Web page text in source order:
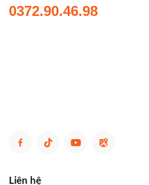
0372.90.46.98
Liên hệ